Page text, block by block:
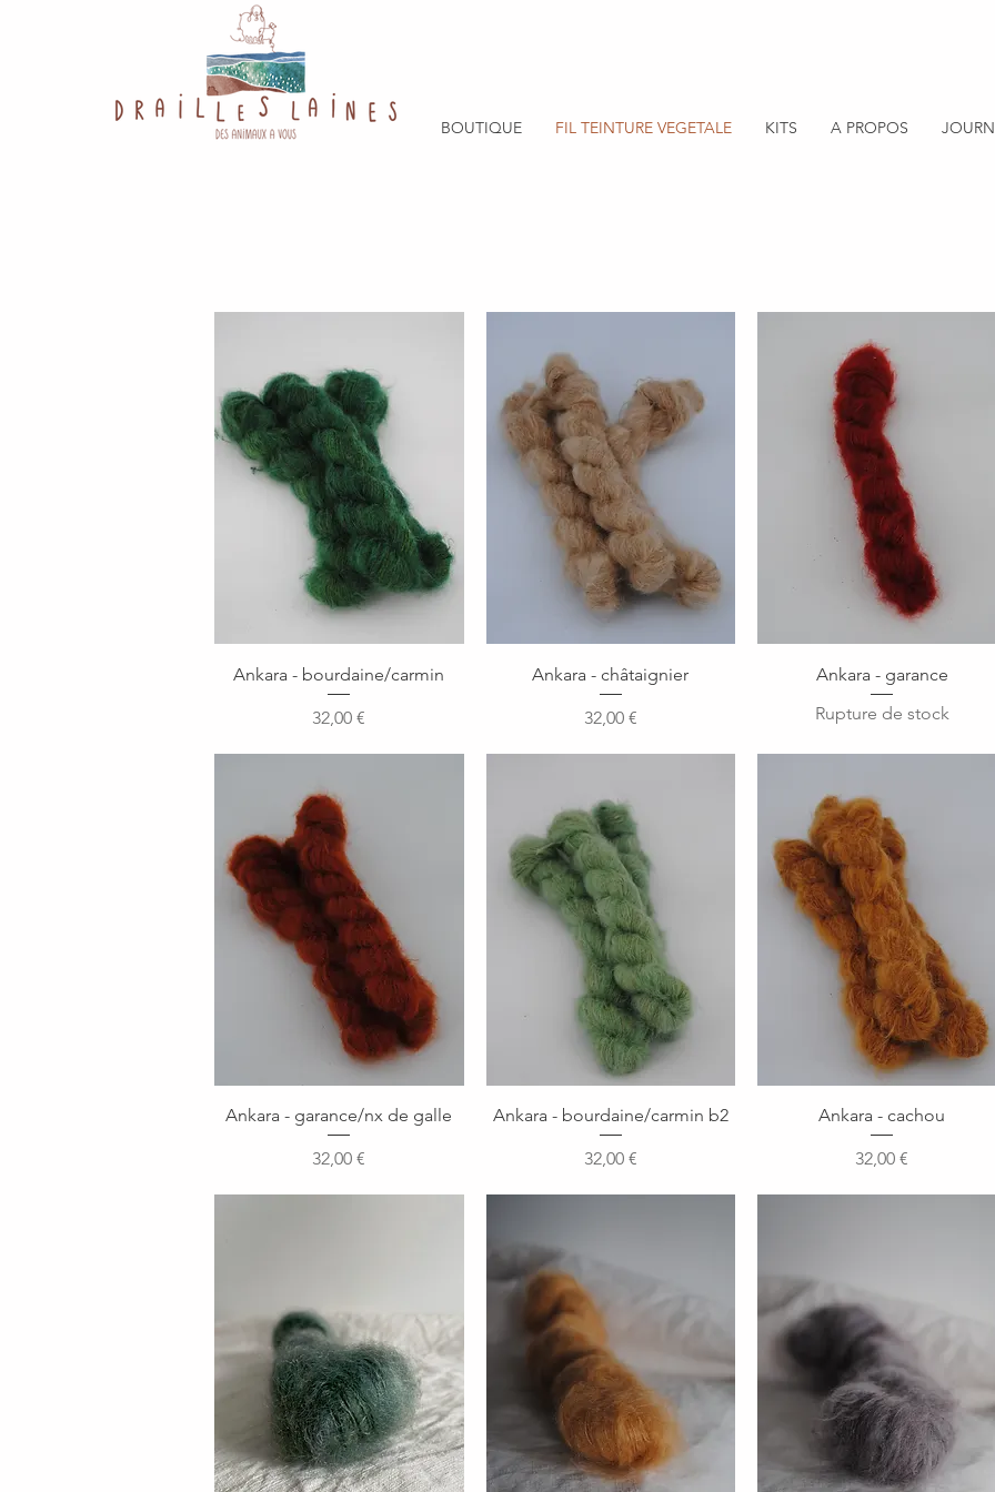
BOUTIQUE FIL TEINTURE VEGETALE KITS A PROPOS
Aperçu rapide
Ankara - bourdaine/carmin
Prix
32,00 €
Aperçu rapide
Ankara - châtaignier
Prix
32,00 €
Aperçu rapide
Ankara - garance
Rupture de stock
Aperçu rapide
Ankara - garance/nx de galle
Prix
32,00 €
Aperçu rapide
Ankara - bourdaine/carmin b2
Prix
32,00 €
Aperçu rapide
Ankara - cachou
Prix
32,00 €